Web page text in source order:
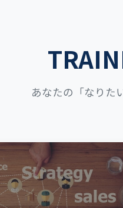
あなたの「なりた